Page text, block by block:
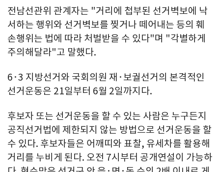
전남선관위 관계자는 "거리에 첩부된 선거벽보에 낙
서하는 행위와 선거벽보를 찢거나 떼어내는 등의 훼
손행위는 법에 따라 처벌받을 수 있다"며 "각별하게
주의해달라"고 말했다.
6·3 지방선거와 국회의원 재·보궐선거의 본격적인
선거운동은 21일부터 6월 2일까지다.
후보자 또는 선거운동을 할 수 있는 사람은 누구든지
공직선거법에 제한되지 않는 방법으로 선거운동을 할
수 있다. 후보자들은 어깨띠와 표찰, 유세차를 활용해
거리를 누비게 된다. 오전 7시부터 공개연설이 가능하